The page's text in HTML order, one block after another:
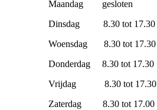
Maandag gesloten
Dinsdag 8.30 tot 17.30
Woensdag 8.30 tot 17.30
Donderdag 8.30 tot 17.30
Vrijdag 8.30 tot 17.30
Zaterdag 8.30 tot 17.00